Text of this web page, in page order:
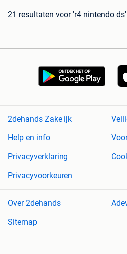
21 resultaten voor 'r4 nintendo ds'
2dehands Zakelijk
Help en info
Privacyverklaring
Privacyvoorkeuren
Over 2dehands
Sitemap